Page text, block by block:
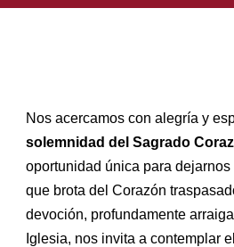
Nos acercamos con alegría y
solemnidad del Sagrado
oportunidad única para
que brota del Corazón
devoción, profundamente
Iglesia, nos invita a contemplar